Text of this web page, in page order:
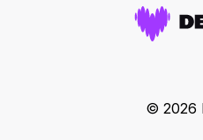
© 2026